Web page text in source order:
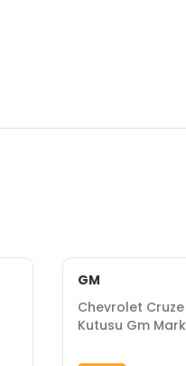
GM
Chevrolet
Kutusu Gm